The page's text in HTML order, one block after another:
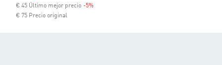
€ 45 Último mejor precio -5%
€ 75 Precio original